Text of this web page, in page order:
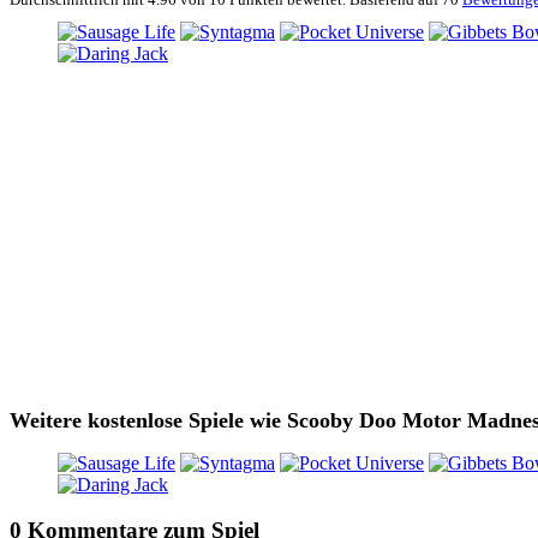
Weitere kostenlose Spiele wie Scooby Doo Motor
0 Kommentare zum Spiel